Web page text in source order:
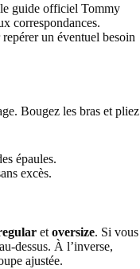
le guide officiel Tommy
correspondances.
un éventuel besoin
Bougez les bras et pliez
épaules.
excès.
et oversize. Si vous
dessus. À l’inverse,
ajustée.